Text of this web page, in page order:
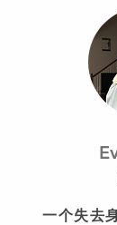
一个失去